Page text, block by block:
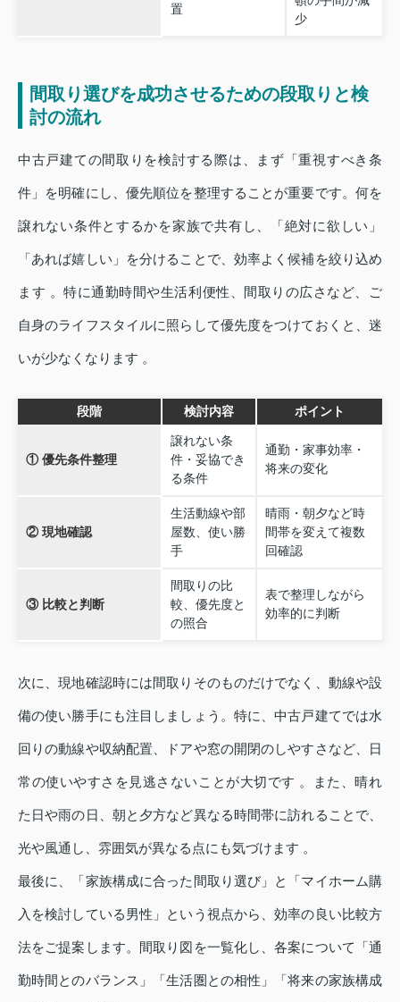
置
少
間取り選びを成功させるための段取りと検
討の流れ
中古戸建ての間取りを検討する際は、まず「重視すべき条
件」を明確にし、優先順位を整理することが重要です。何を
譲れない条件とするかを家族で共有し、「絶対に欲しい」
「あれば嬉しい」を分けることで、効率よく候補を絞り込め
ます 。特に通勤時間や生活利便性、間取りの広さなど、ご
自身のライフスタイルに照らして優先度をつけておくと、迷
いが少なくなります 。
段階 検討内容 ポイント
① 優先条件整理
譲れない条
件・妥協でき
る条件
通勤・家事効率・
将来の変化
② 現地確認
生活動線や部
屋数、使い勝
手
晴雨・朝夕など時
間帯を変えて複数
回確認
③ 比較と判断
間取りの比
較、優先度と
の照合
表で整理しながら
効率的に判断
次に、現地確認時には間取りそのものだけでなく、動線や設
備の使い勝手にも注目しましょう。特に、中古戸建てでは水
回りの動線や収納配置、ドアや窓の開閉のしやすさなど、日
常の使いやすさを見逃さないことが大切です 。また、晴れ
た日や雨の日、朝と夕方など異なる時間帯に訪れることで、
光や風通し、雰囲気が異なる点にも気づけます 。
最後に、「家族構成に合った間取り選び」と「マイホーム購
入を検討している男性」という視点から、効率の良い比較方
法をご提案します。間取り図を一覧化し、各案について「通
勤時間とのバランス」「生活圏との相性」「将来の家族構成